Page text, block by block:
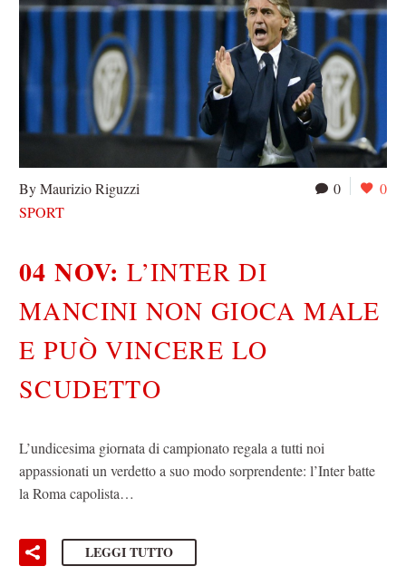
0 0
By Maurizio Riguzzi
SPORT
04 NOV:L’INTER DI
MANCINI NON GIOCA MALE
E PUÒ VINCERE LO
SCUDETTO
L’undicesima giornata di campionato regala a tutti noi
appassionati un verdetto a suo modo sorprendente: l’Inter batte
la Roma capolista…
LEGGI TUTTO